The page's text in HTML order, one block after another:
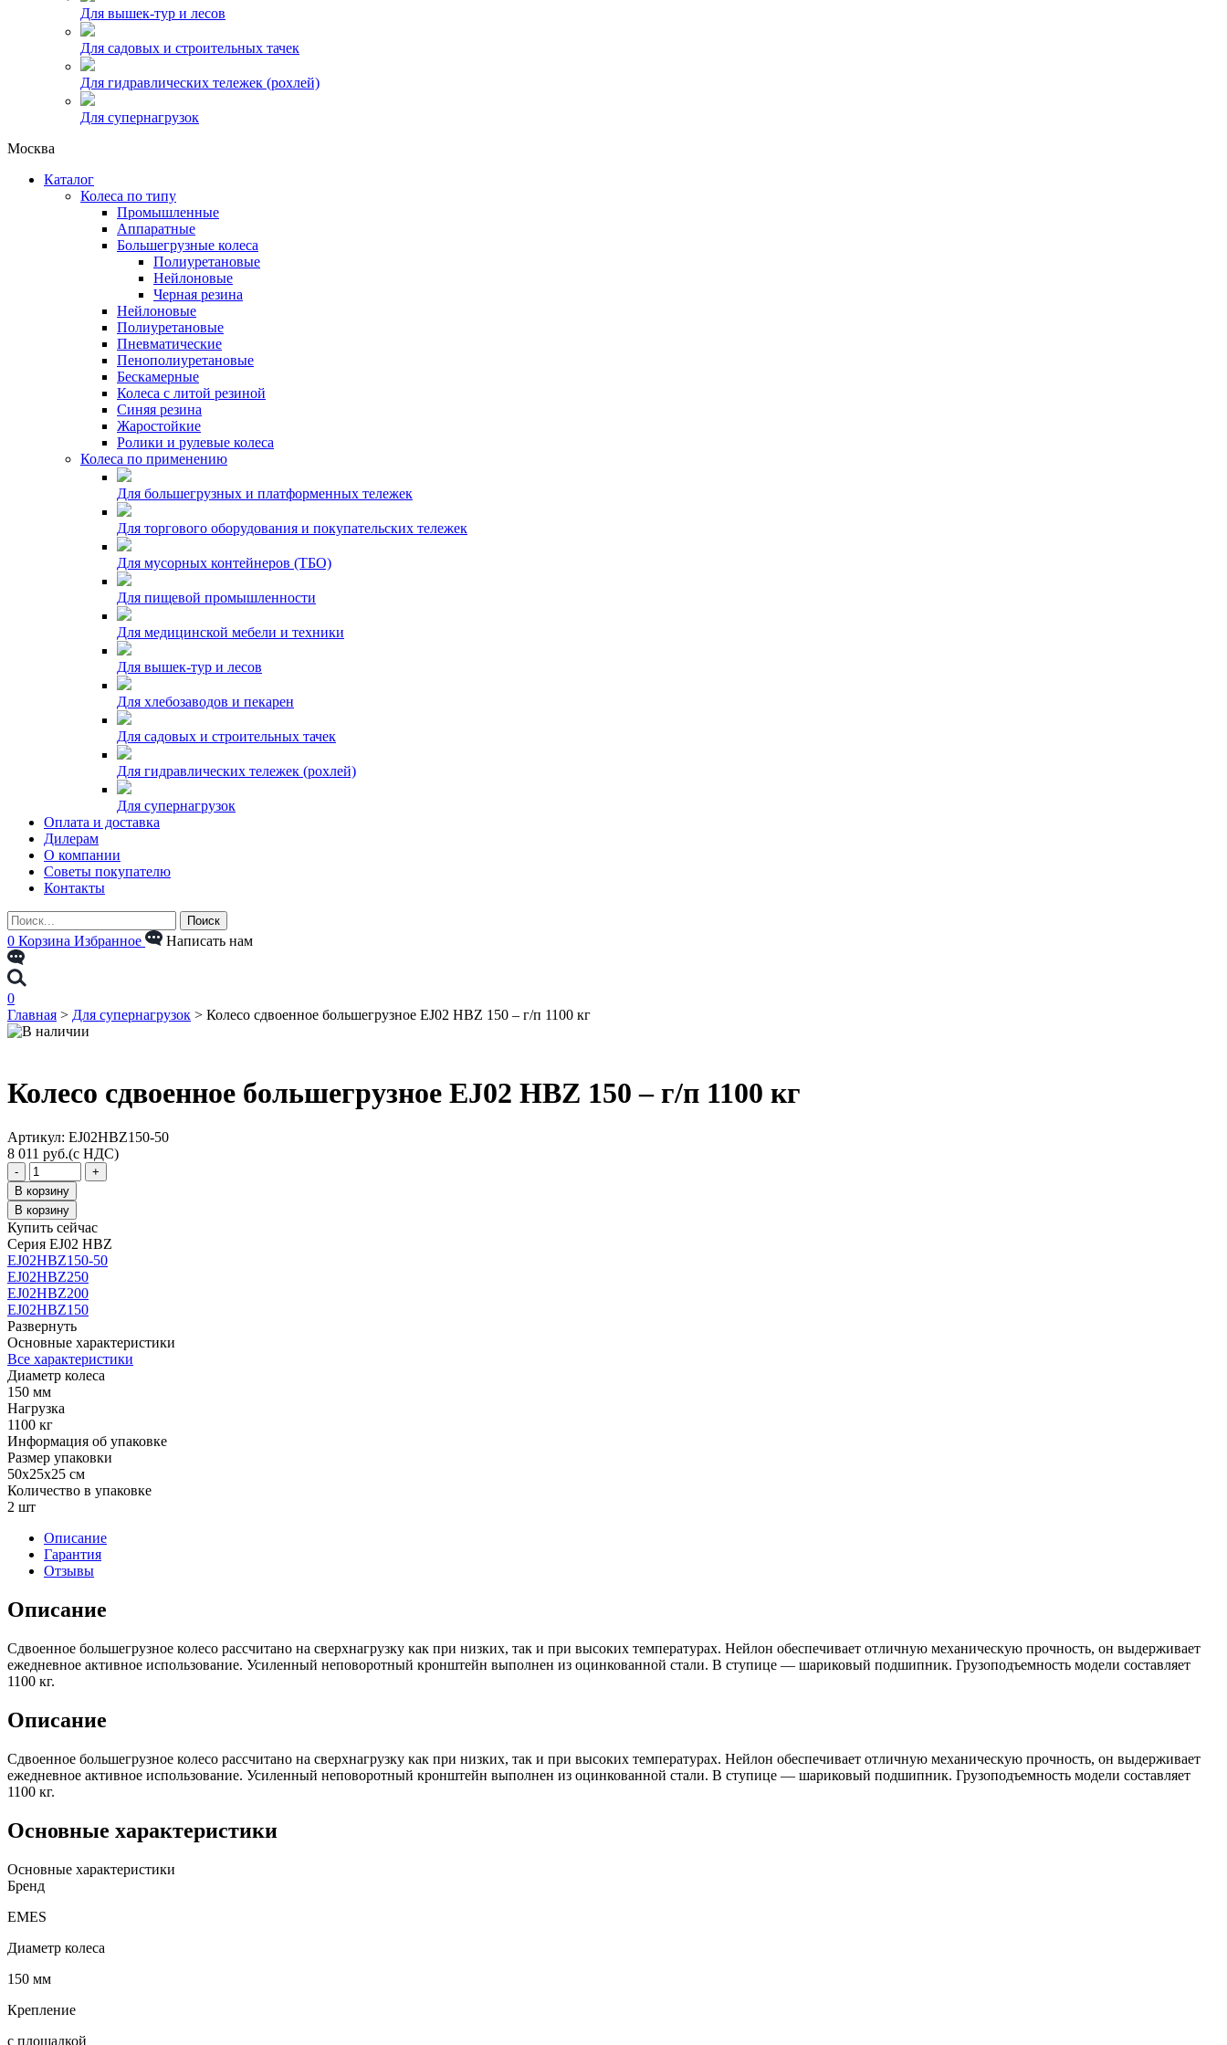
Для вышек-тур и лесов
Для садовых и строительных тачек
Для гидравлических тележек (рохлей)
Для супернагрузок
Москва
Каталог
Колеса по типу
Промышленные
Аппаратные
Большегрузные колеса
Полиуретановые
Нейлоновые
Черная резина
Нейлоновые
Полиуретановые
Пневматические
Пенополиуретановые
Бескамерные
Колеса с литой резиной
Синяя резина
Жаростойкие
Ролики и рулевые колеса
Колеса по применению
Для большегрузных и платформенных тележек
Для торгового оборудования и покупательских тележек
Для мусорных контейнеров (ТБО)
Для пищевой промышленности
Для медицинской мебели и техники
Для вышек-тур и лесов
Для хлебозаводов и пекарен
Для садовых и строительных тачек
Для гидравлических тележек (рохлей)
Для супернагрузок
Оплата и доставка
Дилерам
О компании
Советы покупателю
Контакты
0 Корзина Избранное Написать нам
0
Главная > Для супернагрузок > Колесо сдвоенное большегрузное EJ02 HBZ 150 – г/п 1100 кг
Колесо сдвоенное большегрузное EJ02 HBZ 150 – г/п 1100 кг
Aртикул: EJ02HBZ150-50
8 011 руб.(с НДС)
Количество
товара
Колесо
сдвоенное
большегрузное
EJ02
HBZ
150
-
г/
п
1100
кг
-
+
В корзину
В корзину
Купить сейчас
Серия EJ02 HBZ
EJ02HBZ150-50
EJ02HBZ250
EJ02HBZ200
EJ02HBZ150
Развернуть
Основные характеристики
Все характеристики
Диаметр колеса
150 мм
Нагрузка
1100 кг
Информация об упаковке
Размер упаковки
50x25x25 см
Количество в упаковке
2 шт
Описание
Гарантия
Отзывы
Описание
Сдвоенное большегрузное колесо рассчитано на сверхнагрузку как при низких, так и при высоких температурах. Нейлон обеспечивает отличную механическую прочность, он выдерживает
ежедневное активное использование. Усиленный неповоротный кронштейн выполнен из оцинкованной стали. В ступице — шариковый подшипник. Грузоподъемность модели составляет
1100 кг.
Описание
Сдвоенное большегрузное колесо рассчитано на сверхнагрузку как при низких, так и при высоких температурах. Нейлон обеспечивает отличную механическую прочность, он выдерживает
ежедневное активное использование. Усиленный неповоротный кронштейн выполнен из оцинкованной стали. В ступице — шариковый подшипник. Грузоподъемность модели составляет
1100 кг.
Основные характеристики
Основные характеристики
Бренд
EMES
Диаметр колеса
150 мм
Крепление
с площадкой